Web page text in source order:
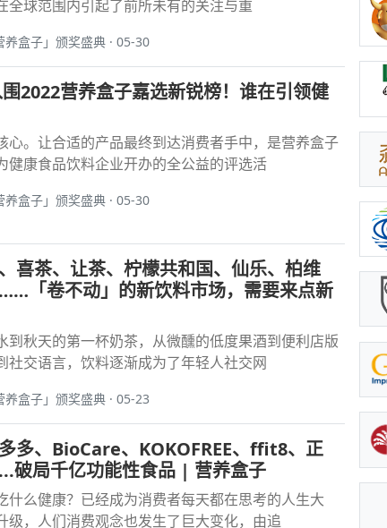
全球范围内引起了前所未有的关注与重
盒子」颁奖盛典 · 05-30
2022营养盒子嘉选新锐榜！谁在引领健
心。让合适的产品最终到达消费者手中，是营养盒子
健康食品饮料企业开办的全公益的评选活
盒子」颁奖盛典 · 05-30
喜茶、让茶、柠檬共和国、仙乐、柏维
「卷不动」的新饮料市场，需要来点新
到秋天的第一杯奶茶，从微醺的低度果酒到便利店版
社交语言，饮料逐渐成为了年轻人社交网
盒子」颁奖盛典 · 05-23
多、BioCare、KOKOFREE、ffit8、正
破局千亿功能性食品 | 营养盒子
什么健康？已经成为消费者每天都在思考的人生大
级，人们消费观念也发生了巨大变化，由追